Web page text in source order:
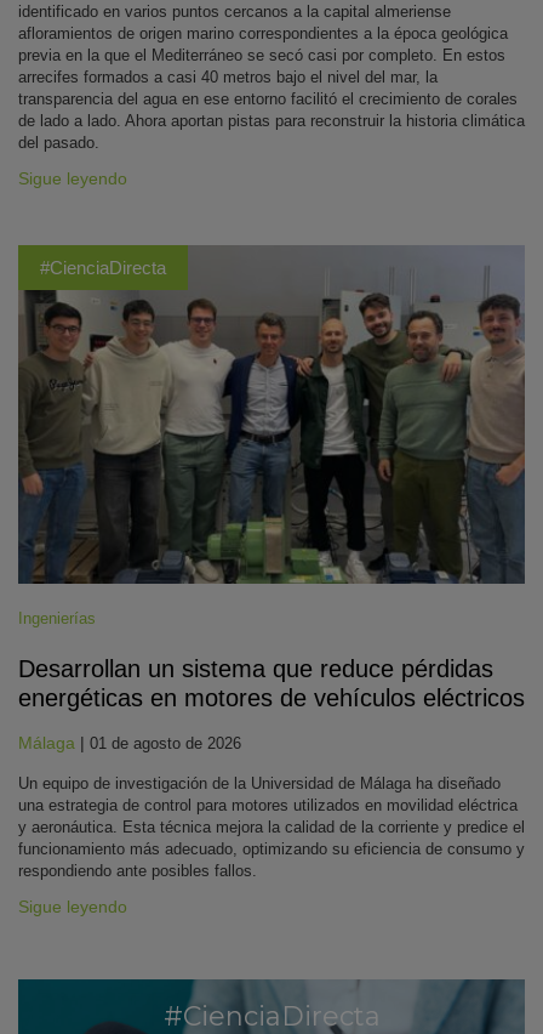
identificado en varios puntos cercanos a la capital almeriense
afloramientos de origen marino correspondientes a la época geológica
previa en la que el Mediterráneo se secó casi por completo. En estos
arrecifes formados a casi 40 metros bajo el nivel del mar, la
transparencia del agua en ese entorno facilitó el crecimiento de corales
de lado a lado. Ahora aportan pistas para reconstruir la historia climática
del pasado.
Sigue leyendo
#CienciaDirecta
Ingenierías
Desarrollan un sistema que reduce pérdidas
energéticas en motores de vehículos eléctricos
Málaga | 01 de agosto de 2026
Un equipo de investigación de la Universidad de Málaga ha diseñado
una estrategia de control para motores utilizados en movilidad eléctrica
y aeronáutica. Esta técnica mejora la calidad de la corriente y predice el
funcionamiento más adecuado, optimizando su eficiencia de consumo y
respondiendo ante posibles fallos.
Sigue leyendo
#CienciaDirecta